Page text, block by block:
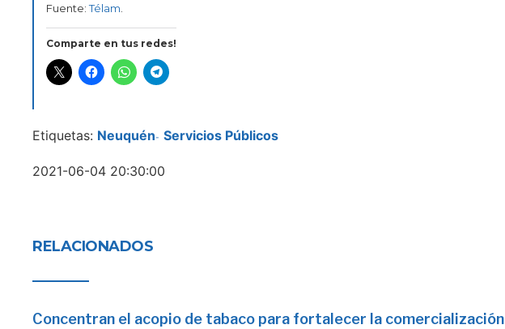
Fuente:Télam
Comparte en tus redes!
Etiquetas: Neuquén- Servicios Públicos
2021-06-04 20:30:00
RELACIONADOS
Concentran el acopio de tabaco para fortalecer la comercialización